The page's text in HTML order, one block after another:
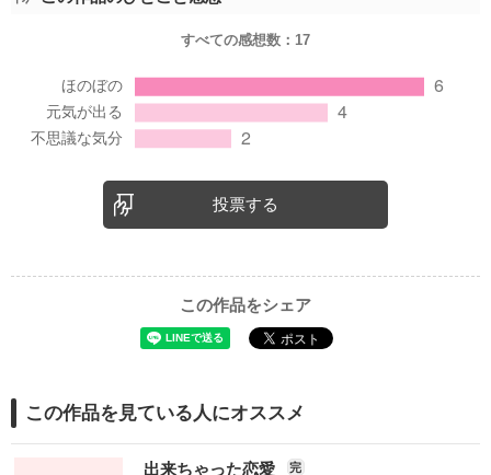
すべての感想数： 17
投票する
この作品をシェア
この作品を見ている人にオススメ
出来ちゃった恋愛 完